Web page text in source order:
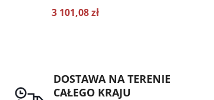
3 101,08 zł
DOSTAWA NA TERENIE
CAŁEGO KRAJU